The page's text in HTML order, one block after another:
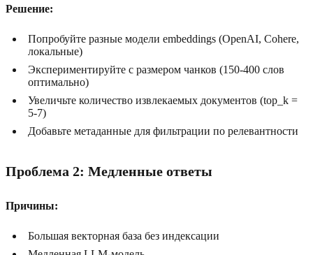
Решение:
Попробуйте разные модели embeddings (OpenAI, Cohere,
локальные)
Экспериментируйте с размером чанков (150-400 слов
оптимально)
Увеличьте количество извлекаемых документов (top_k =
5-7)
Добавьте метаданные для фильтрации по релевантности
Проблема 2: Медленные ответы
Причины:
Большая векторная база без индексации